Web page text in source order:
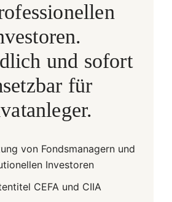
und sofort
für
von Fondsmanagern und
Investoren
CEFA und CIIA